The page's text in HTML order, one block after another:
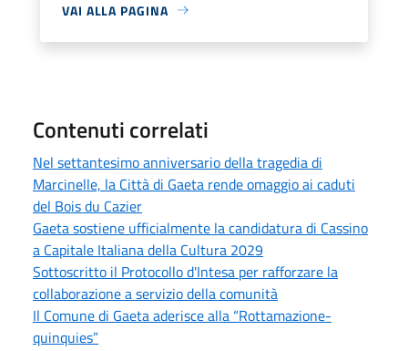
VAI ALLA PAGINA
Contenuti correlati
Nel settantesimo anniversario della tragedia di
Marcinelle, la Città di Gaeta rende omaggio ai caduti
del Bois du Cazier
Gaeta sostiene ufficialmente la candidatura di Cassino
a Capitale Italiana della Cultura 2029
Sottoscritto il Protocollo d'Intesa per rafforzare la
collaborazione a servizio della comunità
Il Comune di Gaeta aderisce alla “Rottamazione-
quinquies”